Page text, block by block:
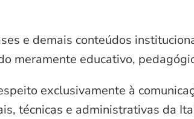
e demais conteúdos
meramente educativo,
exclusivamente à
técnicas e administrativas da